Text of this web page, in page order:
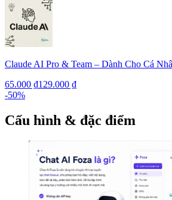
Claude AI Pro & Team – Dành Cho Cá
65.000 ₫129.000 ₫
-50%
Cấu hình & đặc điểm